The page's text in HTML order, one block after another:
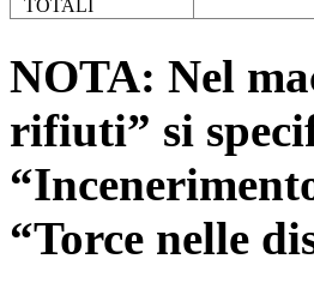
TOTALI
NOTA: Nel
rifiuti” si
“Torce nelle